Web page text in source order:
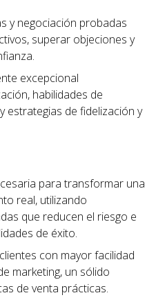
y negociación probadas
superar objeciones y
excepcional
habilidades de
estrategias de fidelización y
para transformar una
real, utilizando
que reducen el riesgo e
de éxito.
con mayor facilidad
marketing, un sólido
de venta prácticas.